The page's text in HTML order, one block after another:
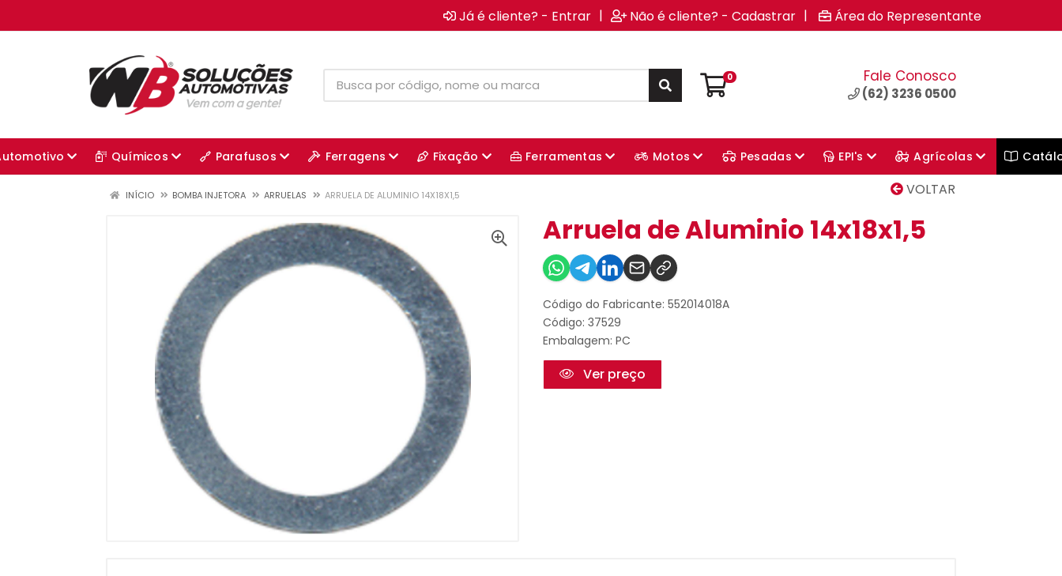
Já é cliente? - Entrar | Não é cliente? - Cadastrar | Área do Representante
0 Fale Conosco
(62) 3236 0500
Químicos Parafusos Ferragens Fixação Ferramentas Motos Pesadas EPI's Agrícolas
VOLTAR
INÍCIO BOMBA INJETORA ARRUELAS ARRUELA DE ALUMINIO 14X18X1,5
Arruela de Aluminio 14x18x1,5
Código do Fabricante: 552014018A
Código: 37529
Embalagem: PC
Ver preço